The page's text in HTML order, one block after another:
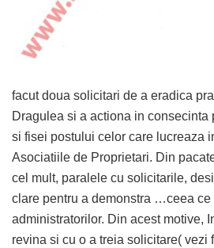
facut doua solicitari de a eradica
Dragulea si a actiona in consecinta
si fisei postului celor care lucreaza
Asociatiile de Proprietari. Din
cel mult, paralele cu solicitarile,
clare pentru a demonstra …ceea ce
administratorilor. Din acest motive,
revina si cu o a treia solicitare( vezi